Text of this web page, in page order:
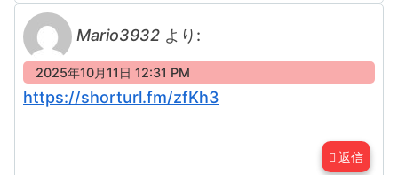
Mario3932 より:
2025年10月11日 12:31 PM
https://shorturl.fm/zfKh3
返信